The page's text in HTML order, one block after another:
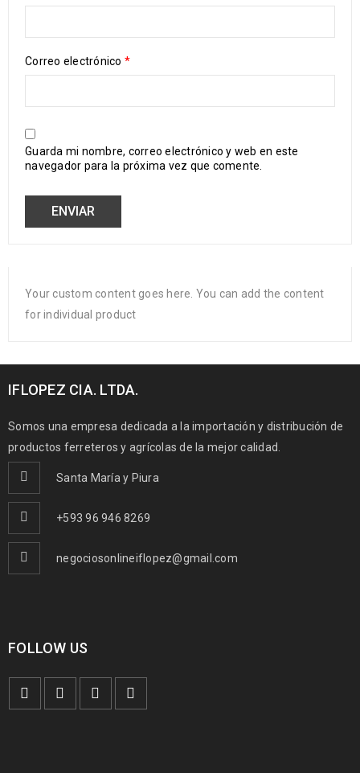
Correo electrónico *
Guarda mi nombre, correo electrónico y web en este
navegador para la próxima vez que comente.
Your custom content goes here. You can add the content
for individual product
IFLOPEZ CIA. LTDA.
Somos una empresa dedicada a la importación y distribución de
productos ferreteros y agrícolas de la mejor calidad.
Santa María y Piura
+593 96 946 8269
negociosonlineiflopez@gmail.com
FOLLOW US